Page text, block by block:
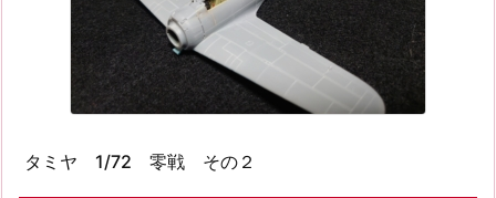
タミヤ 1/72 零戦 その２